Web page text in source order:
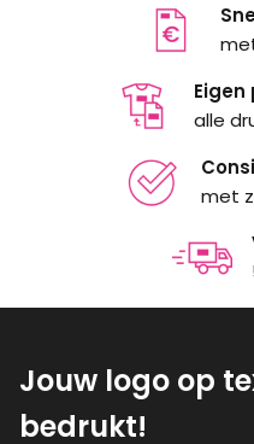
alle
met
Jouw logo op
bedrukt!